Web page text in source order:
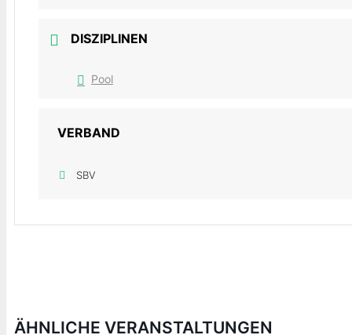
DISZIPLINEN
Pool
VERBAND
SBV
ÄHNLICHE VERANSTALTUNGEN